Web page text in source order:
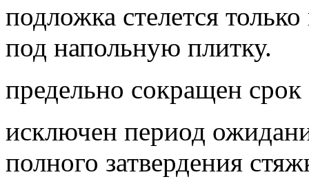
подложка стелется
под напольную плитку.
предельно сокращен срок
исключен период
полного затвердения